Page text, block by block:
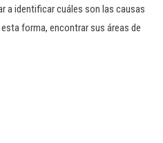
a identificar cuáles son las causas
forma, encontrar sus áreas de